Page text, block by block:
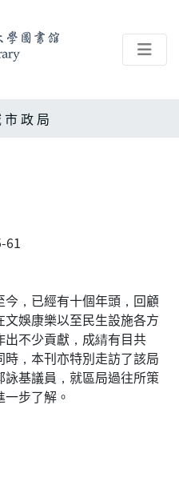
市 政 局
61
，已經有十個年頭，回顧
娛康樂以至民生設施各方
不少貢獻，成綪有目共
，本刊亦特別走訪了該局
基議員，就區局過往所策
步了解。